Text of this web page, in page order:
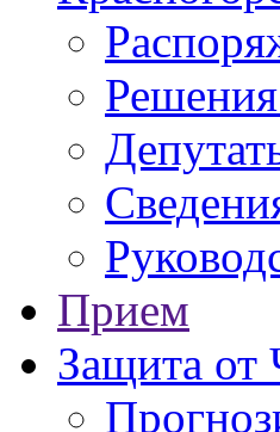
Решения
Прием
Защита от